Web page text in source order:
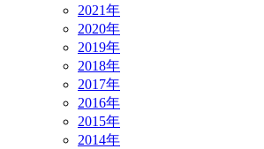
2021年
2020年
2019年
2018年
2017年
2016年
2015年
2014年